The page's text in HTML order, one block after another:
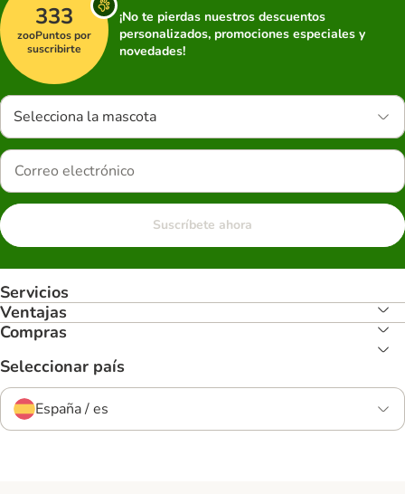
333
zooPuntos por
suscribirte
¡No te pierdas nuestros descuentos
personalizados, promociones especiales y
novedades!
Selecciona la mascota
Suscríbete ahora
Servicios
Ventajas
Compras
Seleccionar país
España / es